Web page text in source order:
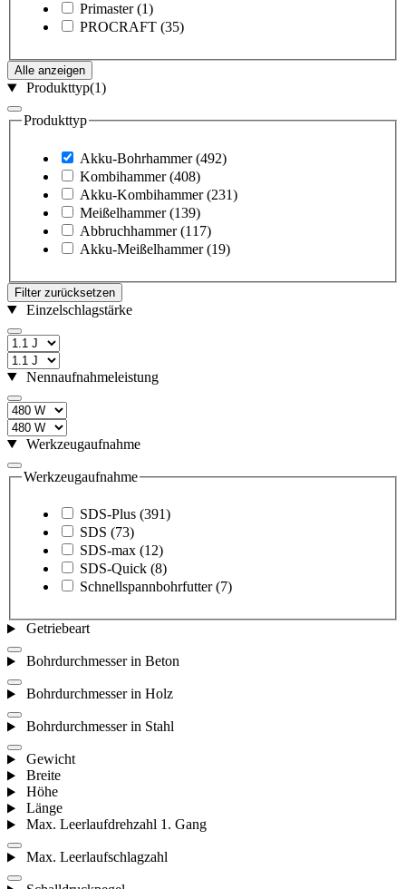
Primaster (1)
PROCRAFT (35)
Alle anzeigen
Produkttyp(1)
Produkttyp
Akku-Bohrhammer (492)
Kombihammer (408)
Akku-Kombihammer (231)
Meißelhammer (139)
Abbruchhammer (117)
Akku-Meißelhammer (19)
Filter zurücksetzen
Einzelschlagstärke
Nennaufnahmeleistung
Werkzeugaufnahme
Werkzeugaufnahme
SDS-Plus (391)
SDS (73)
SDS-max (12)
SDS-Quick (8)
Schnellspannbohrfutter (7)
Getriebeart
Bohrdurchmesser in Beton
Bohrdurchmesser in Holz
Bohrdurchmesser in Stahl
Gewicht
Breite
Höhe
Länge
Max. Leerlaufdrehzahl 1. Gang
Max. Leerlaufschlagzahl